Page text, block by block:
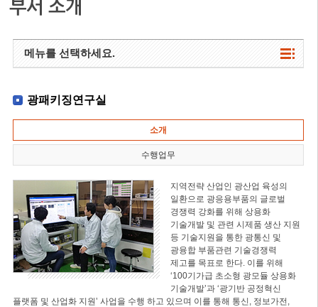
부서 소개
메뉴를 선택하세요.
광패키징연구실
소개
수행업무
지역전략 산업인 광산업 육성의
일환으로 광응용부품의 글로벌
경쟁력 강화를 위해 상용화
기술개발 및 관련 시제품 생산 지원
등 기술지원을 통한 광통신 및
광융합 부품관련 기술경쟁력
제고를 목표로 한다. 이를 위해
‘100기가급 초소형 광모듈 상용화
기술개발’과 ‘광기반 공정혁신
플랫폼 및 산업화 지원’ 사업을 수행 하고 있으며 이를 통해 통신, 정보가전,